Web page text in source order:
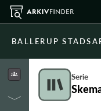
BALLERUP
Serie